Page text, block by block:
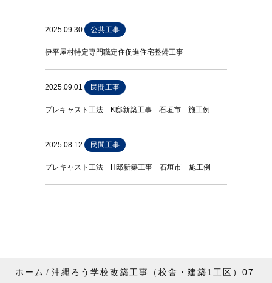
2025.09.30 公共工事
伊平屋村特定専門職定住促進住宅整備工事
2025.09.01 民間工事
プレキャスト工法 K邸新築工事 石垣市 施工例
2025.08.12 民間工事
プレキャスト工法 H邸新築工事 石垣市 施工例
ホーム 沖縄ろう学校改築工事（校舎・建築1工区）07